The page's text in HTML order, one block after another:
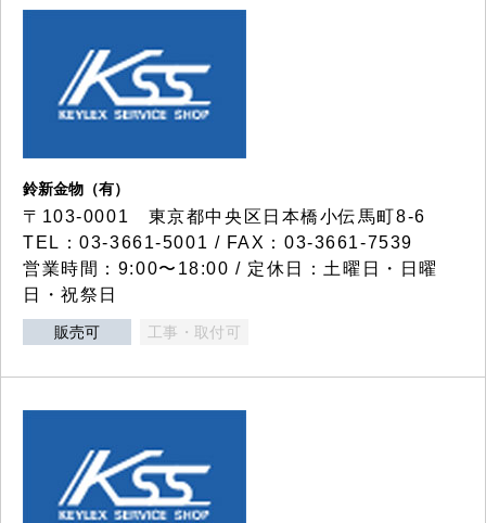
鈴新金物（有）
〒103-0001 東京都中央区日本橋小伝馬町8-6
TEL：03-3661-5001 / FAX：03-3661-7539
営業時間：9:00〜18:00 / 定休日：土曜日・日曜
日・祝祭日
販売可 工事・取付可